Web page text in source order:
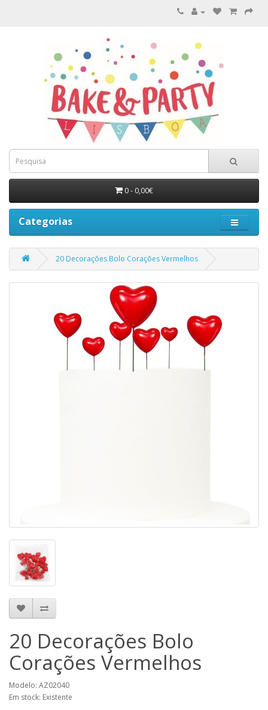
0 - 0,00€
Categorias
20 Decorações Bolo Corações Vermelhos
20 Decorações Bolo
Corações Vermelhos
Modelo: AZ02040
Em stock: Existente